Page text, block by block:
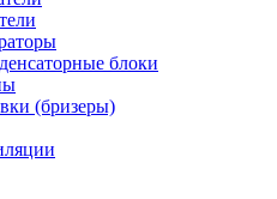
блоки
(бризеры)